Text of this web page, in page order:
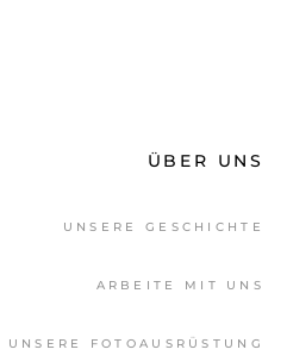
ÜBER UNS
UNSERE GESCHICHTE
ARBEITE MIT UNS
UNSERE FOTOAUSRÜSTUNG